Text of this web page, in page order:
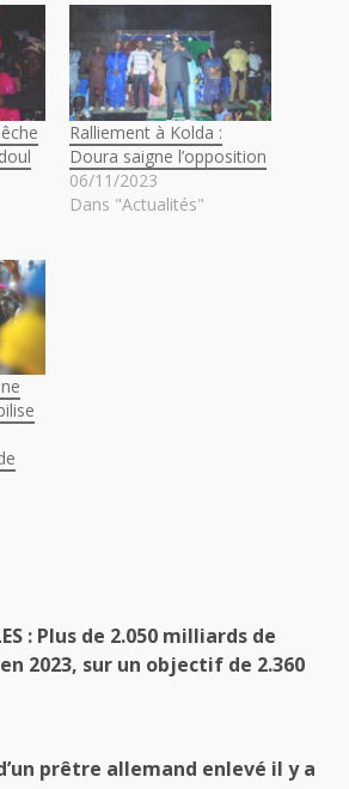
Ralliement à Kolda :
Doura saigne l’opposition
06/11/2023
Dans "Actualités"
: Plus de 2.050 milliards de
2023, sur un objectif de 2.360
prêtre allemand enlevé il y a